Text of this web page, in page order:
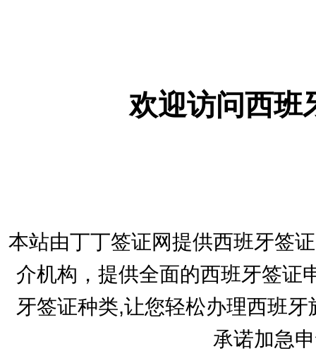
欢迎访问西班
本站由丁丁签证网提供西班牙签
介机构，提供全面的西班牙签证
牙签证种类,让您轻松办理西班
承诺加急